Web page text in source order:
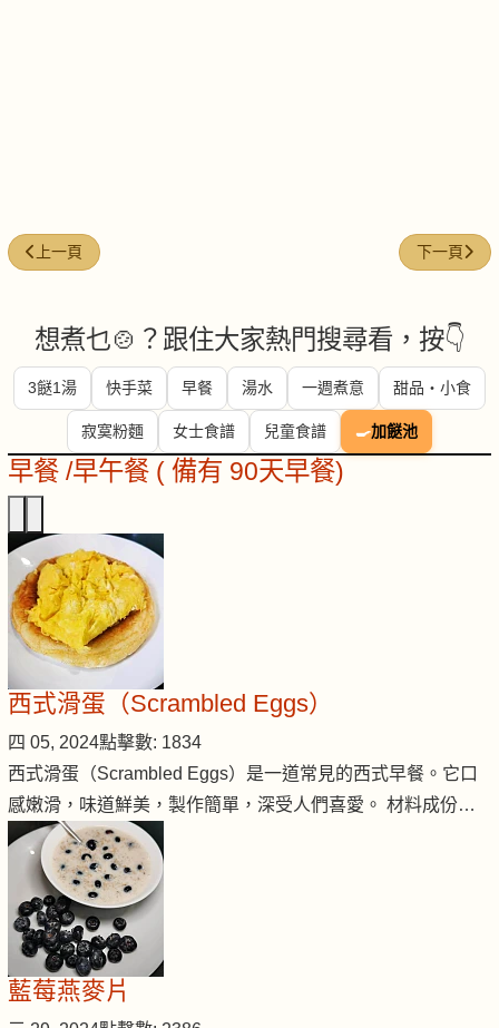
上一篇文章: 每週煮意 (#8 )
上一頁 下一篇文
下一頁
想煮乜🍲？跟住大家熱門搜尋看，按👇
3餸1湯 快手菜 早餐 湯水 一週煮意 甜品・小食
寂寞粉麵 女士食譜 兒童食譜 🍳加餸池
早餐 /早午餐 ( 備有 90天早餐)
西式滑蛋（Scrambled Eggs）
四 05, 2024點擊數: 1834
西式滑蛋（Scrambled Eggs）是一道常見的西式早餐。它口
感嫩滑，味道鮮美，製作簡單，深受人們喜愛。 材料成份…
藍莓燕麥片